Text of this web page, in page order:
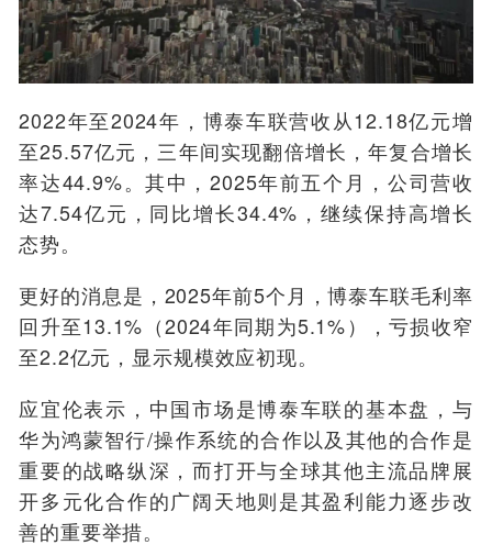
2022年至2024年，博泰车联营收从12.18亿元增
至25.57亿元，三年间实现翻倍增长，年复合增长
率达44.9%。其中，2025年前五个月，公司营收
达7.54亿元，同比增长34.4%，继续保持高增长
态势。
更好的消息是，2025年前5个月，博泰车联毛利率
回升至13.1%（2024年同期为5.1%），亏损收窄
至2.2亿元，显示规模效应初现。
应宜伦表示，中国市场是博泰车联的基本盘，与
华为鸿蒙智行/操作系统的合作以及其他的合作是
重要的战略纵深，而打开与全球其他主流品牌展
开多元化合作的广阔天地则是其盈利能力逐步改
善的重要举措。